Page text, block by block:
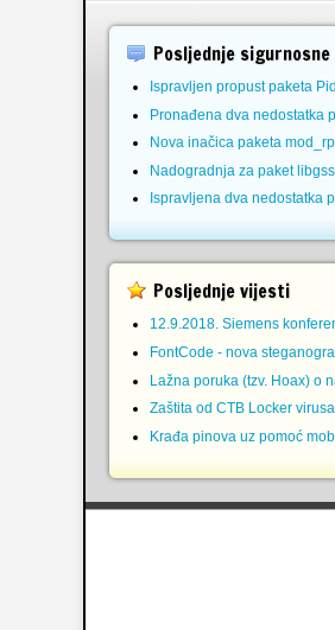
Posljednje
Ispravljen propust paketa
Pronađena dva nedostatka
Nova inačica paketa
Nadogradnja za paket
Ispravljena dva nedostatka
Posljednje vijesti
12.9.2018. Siemens
FontCode - nova
Lažna poruka (tzv. Hoax) o
Zaštita od CTB Locker virusa
Krađa pinova uz pomoć